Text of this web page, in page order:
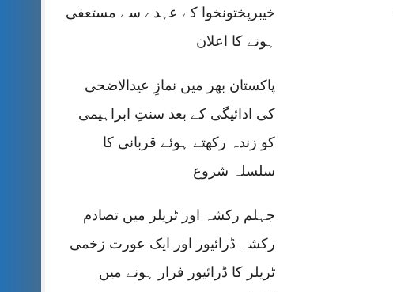
خیبرپختونخوا کے عہدے سے مستعفی
ہونے کا اعلان
پاکستان بھر میں نمازِ عیدالاضحی
کی ادائیگی کے بعد سنتِ ابراہیمی
کو زندہ رکھتے ہوئے قربانی کا
سلسلہ شروع
جہلم رکشہ اور ٹریلر میں تصادم
رکشہ ڈرائیور اور ایک عورت زخمی
ٹریلر کا ڈرائیور فرار ہونے میں